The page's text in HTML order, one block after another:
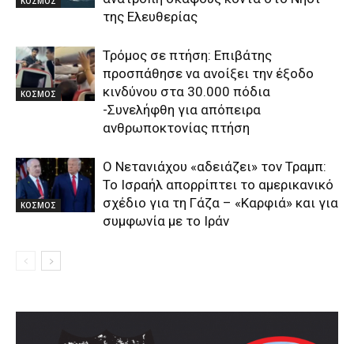
της Ελευθερίας
ΚΟΣΜΟΣ
Τρόμος σε πτήση: Επιβάτης
προσπάθησε να ανοίξει την έξοδο
κινδύνου στα 30.000 πόδια
-Συνελήφθη για απόπειρα
ανθρωποκτονίας πτήση
ΚΟΣΜΟΣ
Ο Νετανιάχου «αδειάζει» τον Τραμπ:
Το Ισραήλ απορρίπτει το αμερικανικό
σχέδιο για τη Γάζα – «Καρφιά» και για
συμφωνία με το Ιράν